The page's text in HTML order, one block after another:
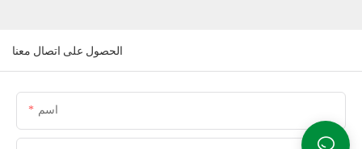
الحصول على اتصال معنا
اسم